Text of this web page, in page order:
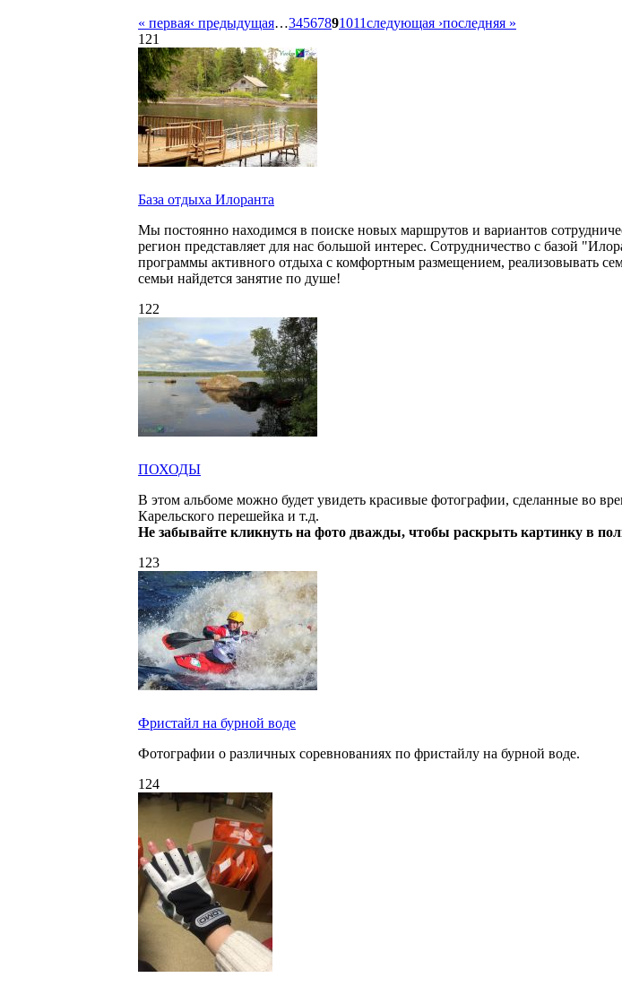
« первая‹ предыдущая…34567891011следующая ›последняя »
121
База отдыха Илоранта
Мы постоянно находимся в поиске новых маршрутов и вариантов
регион представляет для нас большой интерес. Сотрудничество с базой
программы активного отдыха с комфортным размещением, реализовывать
семьи найдется занятие по душе!
122
ПОХОДЫ
В этом альбоме можно будет увидеть красивые фотографии, сделанные во
Карельского перешейка и т.д.
Не забывайте кликнуть на фото дважды, чтобы раскрыть картинку в
123
Фристайл на бурной воде
Фотографии о различных соревнованиях по фристайлу на бурной воде.
124